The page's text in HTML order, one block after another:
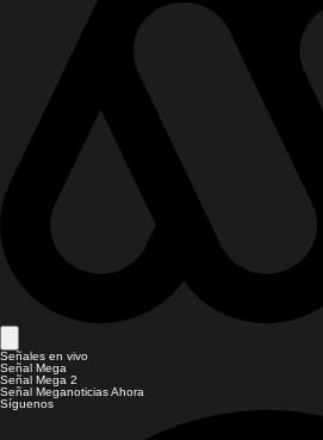
Señales en vivo
Señal Mega
Señal Mega 2
Señal Meganoticias Ahora
Síguenos